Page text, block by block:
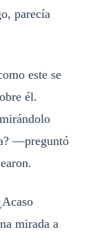
parecía
este se
él.
—preguntó
mirada a